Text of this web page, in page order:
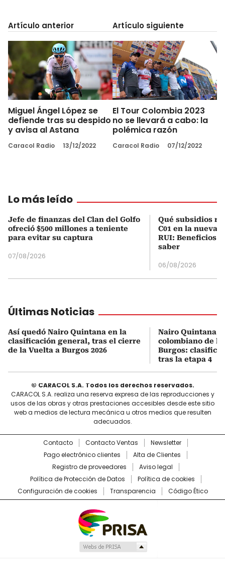
Artículo anterior
Miguel Ángel López se
defiende tras su despido
y avisa al Astana
Caracol Radio 13/12/2022
Artículo siguiente
El Tour Colombia 2023
no se llevará a cabo: la
polémica razón
Caracol Radio 07/12/2022
Lo más leído
Jefe de finanzas del Clan del Golfo
ofreció $500 millones a teniente
para evitar su captura
07/08/2026
Qué subsidios
C01 en la nueva
RUI: Beneficios
saber
06/08/2026
Últimas Noticias
Así quedó Nairo Quintana en la
clasificación general, tras el cierre
de la Vuelta a Burgos 2026
Nairo Quintana,
colombiano de la
Burgos:
tras la etapa 4
© CARACOL S.A. Todos los derechos reservados.
CARACOL S.A. realiza una reserva expresa de las reproducciones y
usos de las obras y otras prestaciones accesibles desde este sitio
web a medios de lectura mecánica u otros medios que resulten
adecuados.
Contacto Contacto Ventas
Newsletter
Pago electrónico clientes
Alta de Clientes
Registro de proveedores
Aviso legal
Política de Protección de Datos
Política de cookies
Configuración de cookies
Transparencia Código Ético